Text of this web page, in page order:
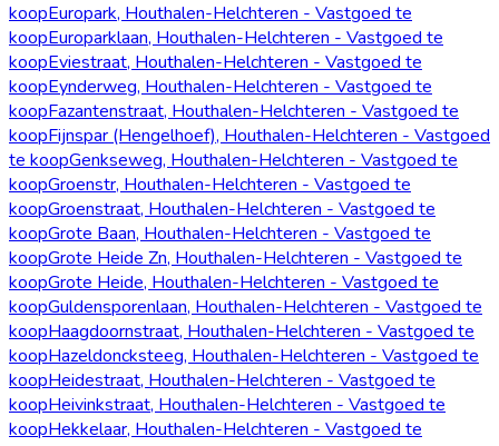
koopEuropark, Houthalen-Helchteren - Vastgoed te
koopEuroparklaan, Houthalen-Helchteren - Vastgoed te
koopEviestraat, Houthalen-Helchteren - Vastgoed te
koopEynderweg, Houthalen-Helchteren - Vastgoed te
koopFazantenstraat, Houthalen-Helchteren - Vastgoed te
koopFijnspar (Hengelhoef), Houthalen-Helchteren - Vastgoed
te koopGenkseweg, Houthalen-Helchteren - Vastgoed te
koopGroenstr, Houthalen-Helchteren - Vastgoed te
koopGroenstraat, Houthalen-Helchteren - Vastgoed te
koopGrote Baan, Houthalen-Helchteren - Vastgoed te
koopGrote Heide Zn, Houthalen-Helchteren - Vastgoed te
koopGrote Heide, Houthalen-Helchteren - Vastgoed te
koopGuldensporenlaan, Houthalen-Helchteren - Vastgoed te
koopHaagdoornstraat, Houthalen-Helchteren - Vastgoed te
koopHazeldoncksteeg, Houthalen-Helchteren - Vastgoed te
koopHeidestraat, Houthalen-Helchteren - Vastgoed te
koopHeivinkstraat, Houthalen-Helchteren - Vastgoed te
koopHekkelaar, Houthalen-Helchteren - Vastgoed te